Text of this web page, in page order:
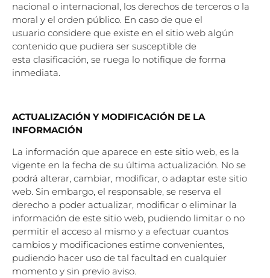
nacional o internacional, los derechos de terceros o la
moral y el orden público. En caso de que el
usuario considere que existe en el sitio web algún
contenido que pudiera ser susceptible de
esta clasificación, se ruega lo notifique de forma
inmediata.
ACTUALIZACIÓN Y MODIFICACIÓN DE LA
INFORMACIÓN
La información que aparece en este sitio web, es la
vigente en la fecha de su última actualización. No se
podrá alterar, cambiar, modificar, o adaptar este sitio
web. Sin embargo, el responsable, se reserva el
derecho a poder actualizar, modificar o eliminar la
información de este sitio web, pudiendo limitar o no
permitir el acceso al mismo y a efectuar cuantos
cambios y modificaciones estime convenientes,
pudiendo hacer uso de tal facultad en cualquier
momento y sin previo aviso.